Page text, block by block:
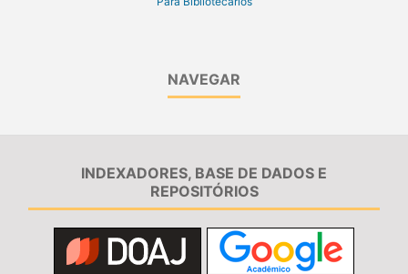
NAVEGAR
INDEXADORES, BASE DE DADOS E
REPOSITÓRIOS